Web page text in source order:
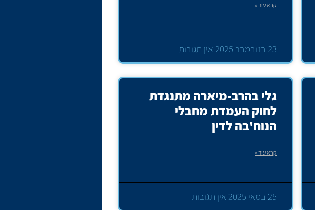
קרא עוד »
23 בנובמבר 2025 אין תגובות
גלי בהרב-מיארה מתנגדת
לחוק העמדת מחבלי
הנוח'בה לדין
קרא עוד »
25 במאי 2025 אין תגובות